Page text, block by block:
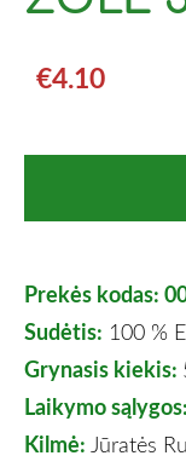
€4.10
Prekės kodas:
Sudėtis: 100 %
Grynasis kiekis:
Laikymo sąlygos:
Kilmė: Jūratės